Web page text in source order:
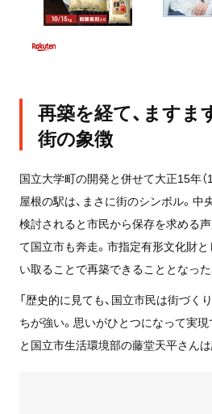
再築を経て、ますま
街の象徴
国立大学町の開発と併せて大正15年（
屋根の駅は、まさに街のシンボル。
検討されると市民から保存を求める
て国立市も奔走。市指定有形文化財
い取ることで再築できることとなった
「歴史的に見ても、国立市民は街づく
ちが強い。思いがひとつになって実現
と国立市生活環境部の藤堂天平さんは